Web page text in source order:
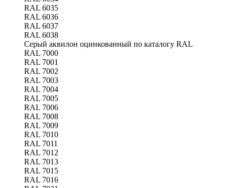
RAL 6035
RAL 6036
RAL 6037
RAL 6038
Серый аквилон оцинкованный по каталогу RAL
RAL 7000
RAL 7001
RAL 7002
RAL 7003
RAL 7004
RAL 7005
RAL 7006
RAL 7008
RAL 7009
RAL 7010
RAL 7011
RAL 7012
RAL 7013
RAL 7015
RAL 7016